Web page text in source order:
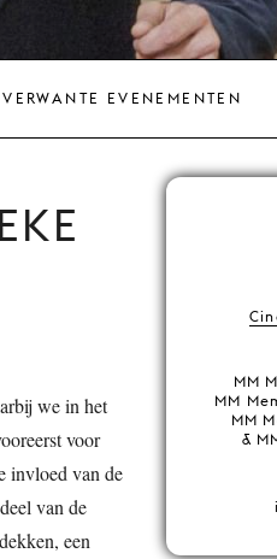
VERWANTE EVENEMENTEN
we in het
voor
invloed van de
van de
een
MM
MM
MM
&